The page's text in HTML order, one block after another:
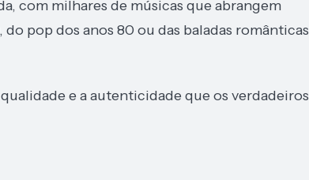
com milhares de músicas que abrangem
pop dos anos 80 ou das baladas românticas
e a autenticidade que os verdadeiros